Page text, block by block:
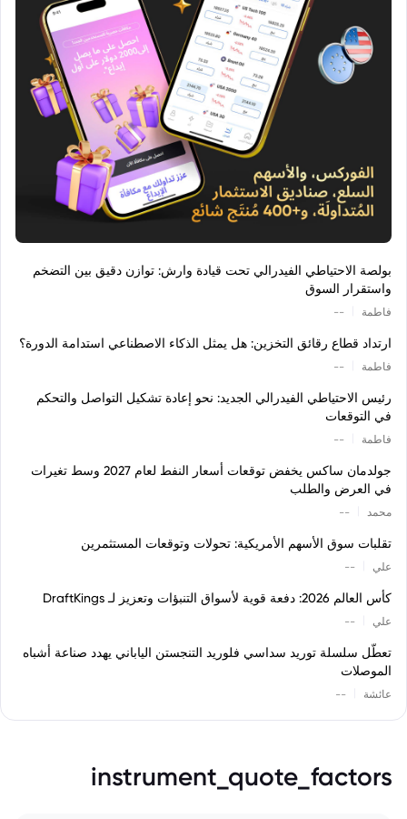
بولصة الاحتياطي الفيدرالي تحت قيادة وارش: توازن دقيق بين التضخم
واستقرار السوق
فاطمة --
ارتداد قطاع رقائق التخزين: هل يمثل الذكاء الاصطناعي استدامة الدورة؟
فاطمة --
رئيس الاحتياطي الفيدرالي الجديد: نحو إعادة تشكيل التواصل والتحكم
في التوقعات
فاطمة --
جولدمان ساكس يخفض توقعات أسعار النفط لعام 2027 وسط تغيرات
في العرض والطلب
محمد --
تقلبات سوق الأسهم الأمريكية: تحولات وتوقعات المستثمرين
علي --
كأس العالم 2026: دفعة قوية لأسواق التنبؤات وتعزيز لـ DraftKings
علي --
تعطّل سلسلة توريد سداسي فلوريد التنجستن الياباني يهدد صناعة أشباه
الموصلات
عائشة --
instrument_quote_factors